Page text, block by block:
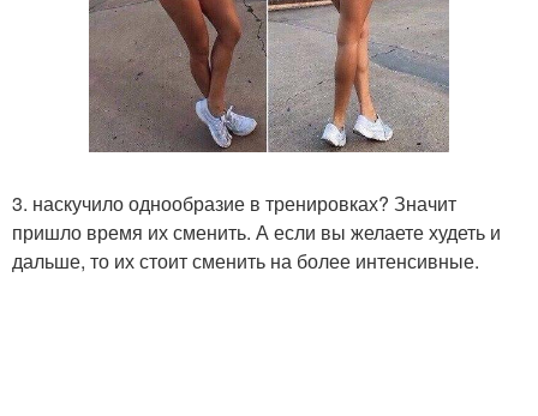
3. наскучило однообразие в тренировках? Значит
пришло время их сменить. А если вы желаете худеть и
дальше, то их стоит сменить на более интенсивные.